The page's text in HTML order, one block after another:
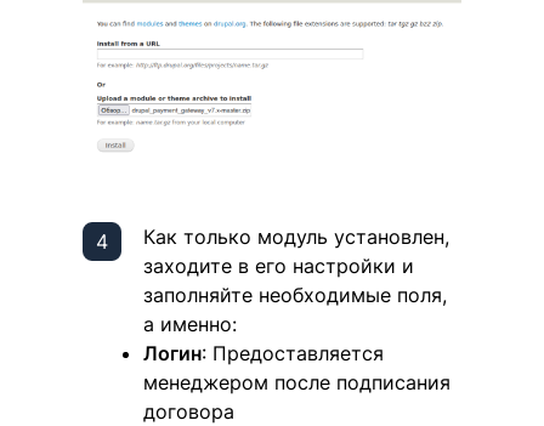
Как только модуль установлен,
заходите в его настройки и
заполняйте необходимые поля,
а именно:
Логин: Предоставляется
менеджером после подписания
договора